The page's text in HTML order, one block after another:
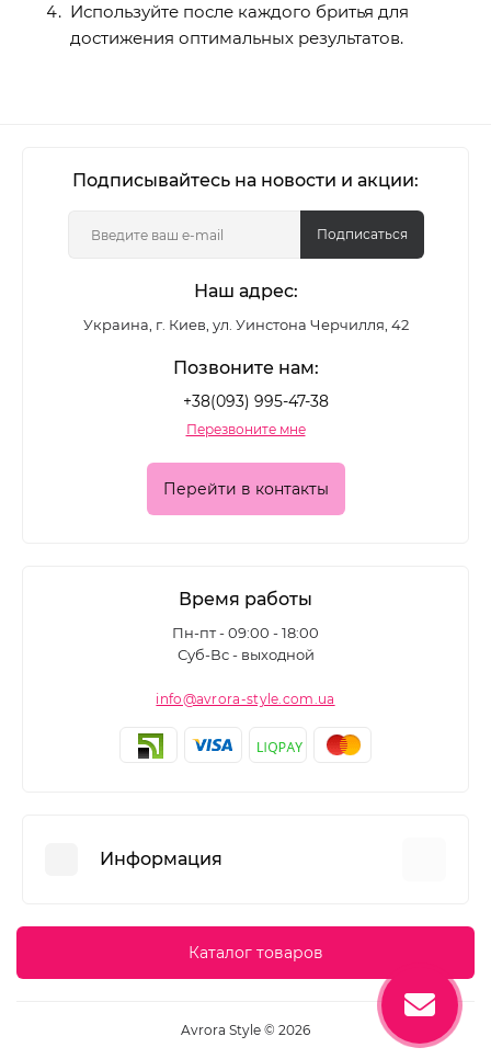
Используйте после каждого бритья для
достижения оптимальных результатов.
Подписывайтесь на новости и акции:
Подписаться
Наш адрес:
Украина, г. Киев, ул. Уинстона Черчилля, 42
Позвоните нам:
+38(093) 995-47-38
Перезвоните мне
Перейти в контакты
Время работы
Пн-пт - 09:00 - 18:00
Суб-Вс - выходной
info@avrora-style.com.ua
Информация
Пользовательское соглашение
Каталог товаров
Avrora Style © 2026